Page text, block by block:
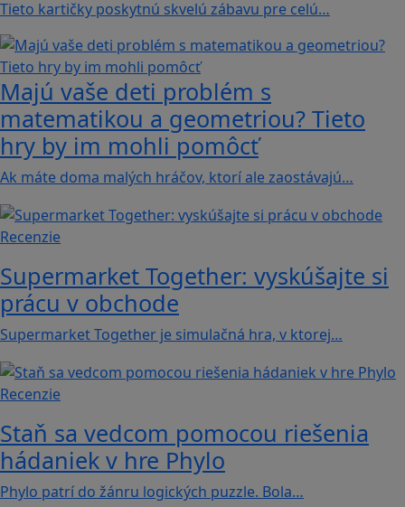
Tieto kartičky poskytnú skvelú zábavu pre celú…
Majú vaše deti problém s
matematikou a geometriou? Tieto
hry by im mohli pomôcť
Ak máte doma malých hráčov, ktorí ale zaostávajú…
Recenzie
Supermarket Together: vyskúšajte si
prácu v obchode
Supermarket Together je simulačná hra, v ktorej…
Recenzie
Staň sa vedcom pomocou riešenia
hádaniek v hre Phylo
Phylo patrí do žánru logických puzzle. Bola…